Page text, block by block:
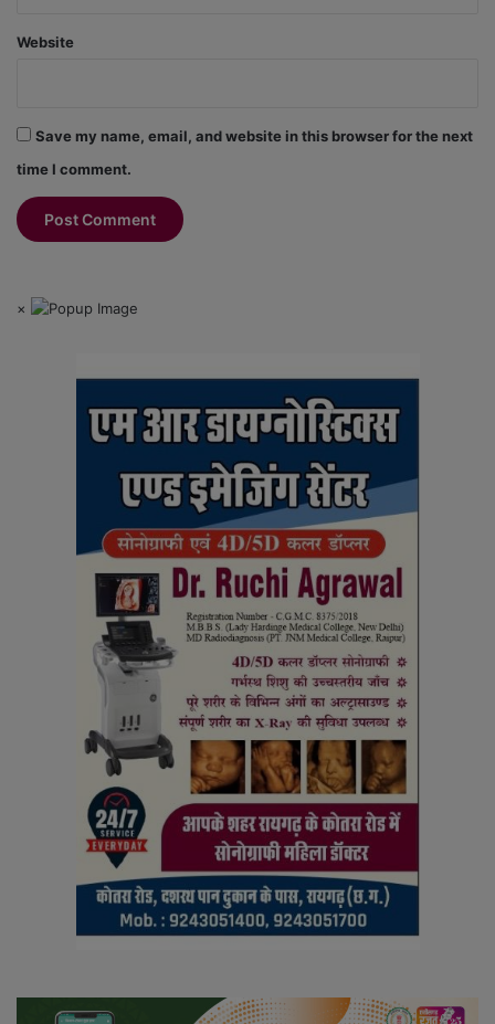
Website
Save my name, email, and website in this browser for the next
time I comment.
×